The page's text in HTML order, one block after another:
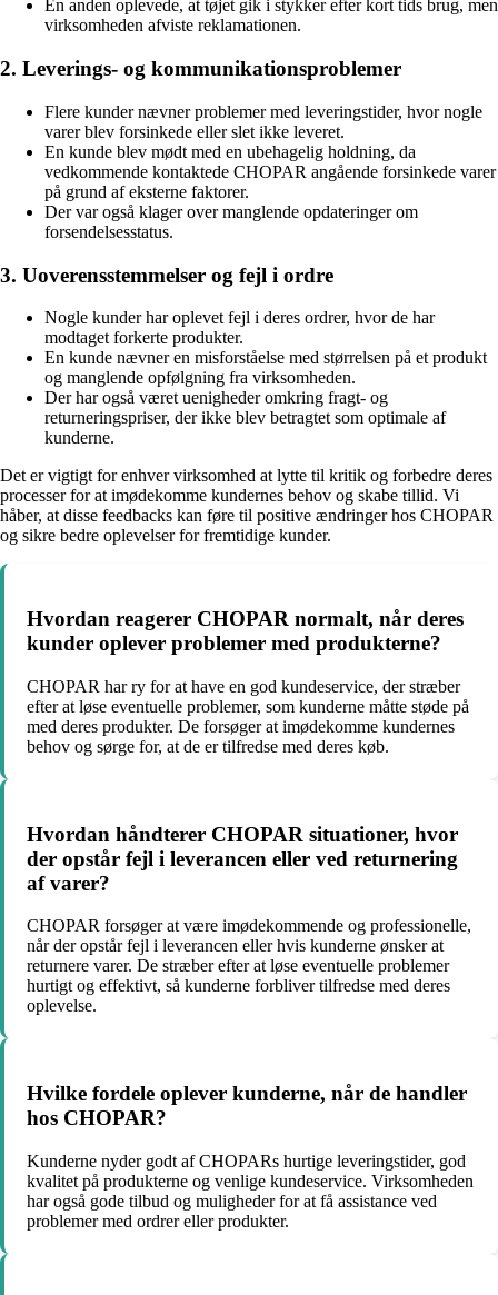
En anden oplevede, at tøjet gik i stykker efter kort tids brug, men
virksomheden afviste reklamationen.
2. Leverings- og kommunikationsproblemer
Flere kunder nævner problemer med leveringstider, hvor nogle
varer blev forsinkede eller slet ikke leveret.
En kunde blev mødt med en ubehagelig holdning, da
vedkommende kontaktede CHOPAR angående forsinkede varer
på grund af eksterne faktorer.
Der var også klager over manglende opdateringer om
forsendelsesstatus.
3. Uoverensstemmelser og fejl i ordre
Nogle kunder har oplevet fejl i deres ordrer, hvor de har
modtaget forkerte produkter.
En kunde nævner en misforståelse med størrelsen på et produkt
og manglende opfølgning fra virksomheden.
Der har også været uenigheder omkring fragt- og
returneringspriser, der ikke blev betragtet som optimale af
kunderne.
Det er vigtigt for enhver virksomhed at lytte til kritik og forbedre deres
processer for at imødekomme kundernes behov og skabe tillid. Vi
håber, at disse feedbacks kan føre til positive ændringer hos CHOPAR
og sikre bedre oplevelser for fremtidige kunder.
Hvordan reagerer CHOPAR normalt, når deres
kunder oplever problemer med produkterne?
CHOPAR har ry for at have en god kundeservice, der stræber
efter at løse eventuelle problemer, som kunderne måtte støde på
med deres produkter. De forsøger at imødekomme kundernes
behov og sørge for, at de er tilfredse med deres køb.
Hvordan håndterer CHOPAR situationer, hvor
der opstår fejl i leverancen eller ved returnering
af varer?
CHOPAR forsøger at være imødekommende og professionelle,
når der opstår fejl i leverancen eller hvis kunderne ønsker at
returnere varer. De stræber efter at løse eventuelle problemer
hurtigt og effektivt, så kunderne forbliver tilfredse med deres
oplevelse.
Hvilke fordele oplever kunderne, når de handler
hos CHOPAR?
Kunderne nyder godt af CHOPARs hurtige leveringstider, god
kvalitet på produkterne og venlige kundeservice. Virksomheden
har også gode tilbud og muligheder for at få assistance ved
problemer med ordrer eller produkter.